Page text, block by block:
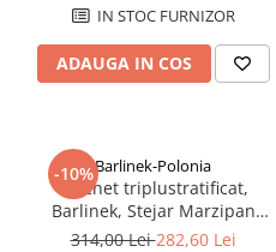
IN STOC FURNIZOR
ADAUGA IN COS
-10%Barlinek-Polonia
Parchet triplustratificat,
Barlinek, Stejar Marzipan
Muffin Herringbone 130
314,00 Lei282,60 Lei